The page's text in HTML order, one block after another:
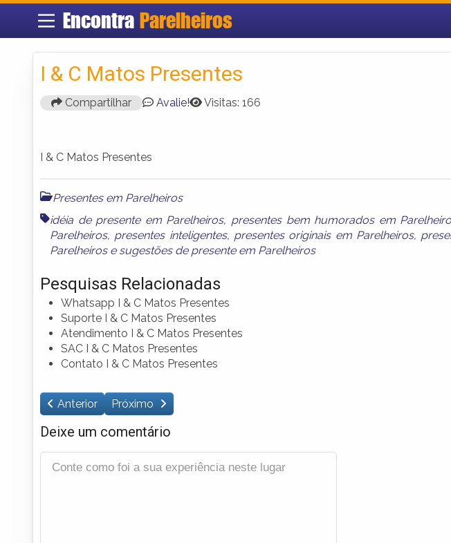
Encontra Parelheiros
I & C Matos Presentes
Compartilhar Avalie! Visitas: 166
I & C Matos Presentes
Presentes em Parelheiros
idéia de presente em Parelheiros, presentes bem humorados em
Parelheiros, presentes inteligentes, presentes originais em Parelheiros,
Parelheirose sugestões de presente em Parelheiros
Pesquisas Relacionadas
Whatsapp I & C Matos Presentes
Suporte I & C Matos Presentes
Atendimento I & C Matos Presentes
SAC I & C Matos Presentes
Contato I & C Matos Presentes
Anterior Próximo
Deixe um comentário